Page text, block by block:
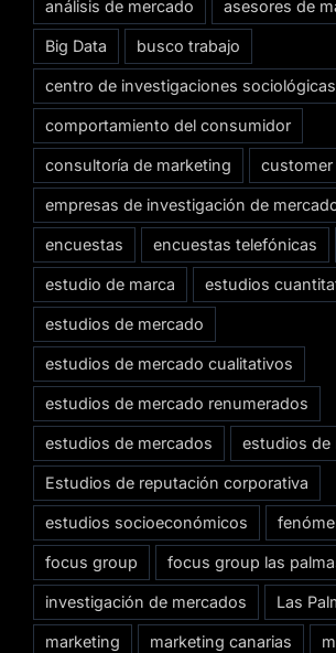
análisis de mercado asesores de
Big Data busco trabajo
centro de investigaciones sociológicas
comportamiento del consumidor
consultoría de marketing customer
empresas de investigación de
encuestas encuestas telefónicas
estudio de marca estudios
estudios de mercado
estudios de mercado cualitativos
estudios de mercado renumerados
estudios de mercados estudios de
Estudios de reputación corporativa
estudios socioeconómicos
focus group focus group las
investigación de mercados Las
marketing marketing canarias